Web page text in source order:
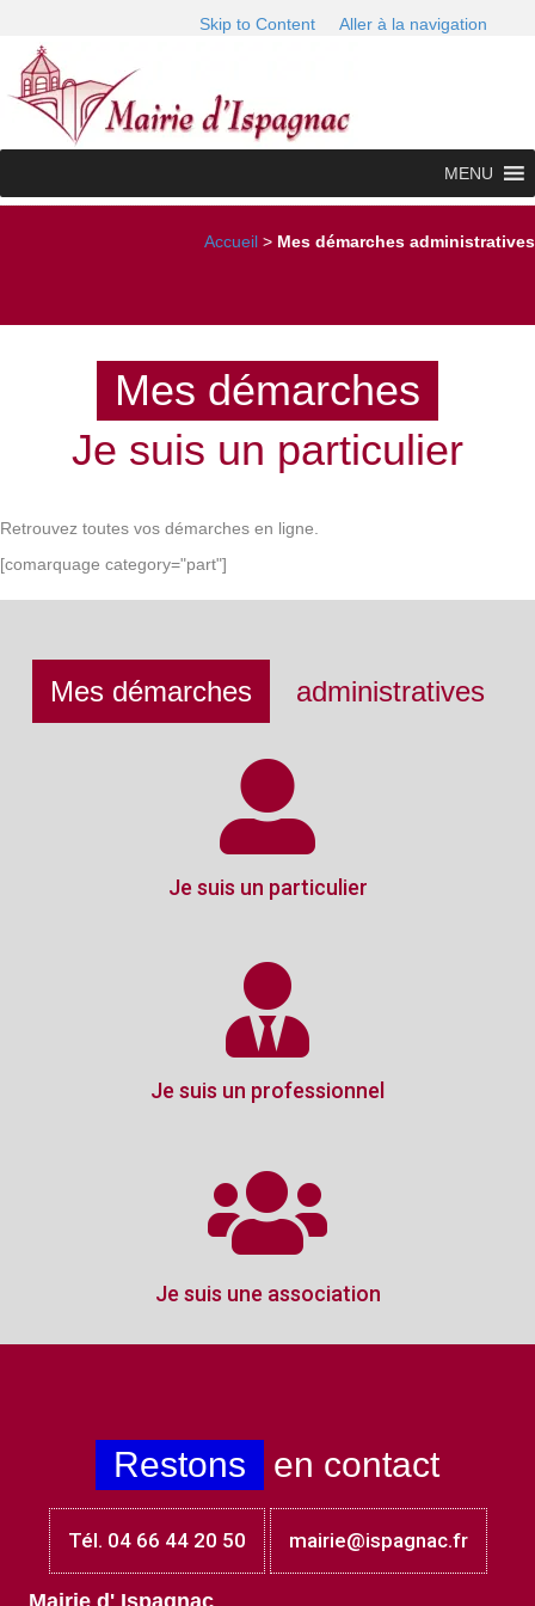
Skip to Content Aller à la navigation
MENU
Accueil > Mes démarches administratives
Mes démarches
Je suis un particulier
Retrouvez toutes vos démarches en ligne.
[comarquage category="part"]
Mes démarches administratives
Je suis un particulier
Je suis un professionnel
Je suis une association
Restons en contact
Tél. 04 66 44 20 50 mairie@ispagnac.fr
Mairie d' Ispagnac